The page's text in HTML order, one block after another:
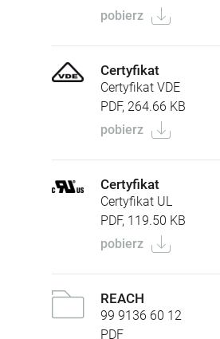
pobierz
Certyfikat
Certyfikat VDE
PDF, 264.66 KB
pobierz
Certyfikat
Certyfikat UL
PDF, 119.50 KB
pobierz
REACH
99 9136 60 12
PDF